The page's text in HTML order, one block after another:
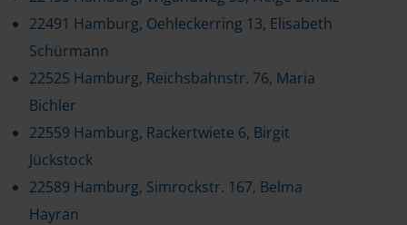
22491 Hamburg, Oehleckerring 13, Elisabeth
Schürmann
22525 Hamburg, Reichsbahnstr. 76, Maria
Bichler
22559 Hamburg, Rackertwiete 6, Birgit
Jückstock
22589 Hamburg, Simrockstr. 167, Belma
Hayran